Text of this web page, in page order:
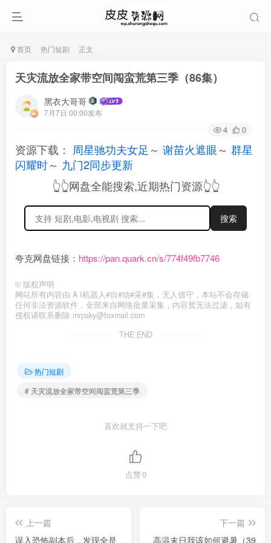
首页 热门短剧 正文
天灾流放全家带空间闯蛮荒第三季（86集）
黑衣大哥哥
7月7日 00:00发布
4 0
资源下载： 周星驰功夫女足 ～ 谢苗火遮眼～ 群星
闪耀时～ 九门2同步更新
👆👆网盘全能搜索,近期热门资源👆👆
搜索
夸克网盘链接： https://pan.quark.cn/s/774f49fb7746
© 版权声明
网站所有内容由 A I机器人#自#动#采#集，无人值守，本站不会存储
任何非法资源软件，全部来自网络批量采集，内容暂无法过滤，如有
侵权请联系删除 mrpsky@foxmail.com
THE END
热门短剧
# 天灾流放全家带空间闯蛮荒第三季
喜欢就支持一下吧
点赞0
上一篇
误入恐怖副本后，发现全是
下一篇
高温末日我该如何避暑（39